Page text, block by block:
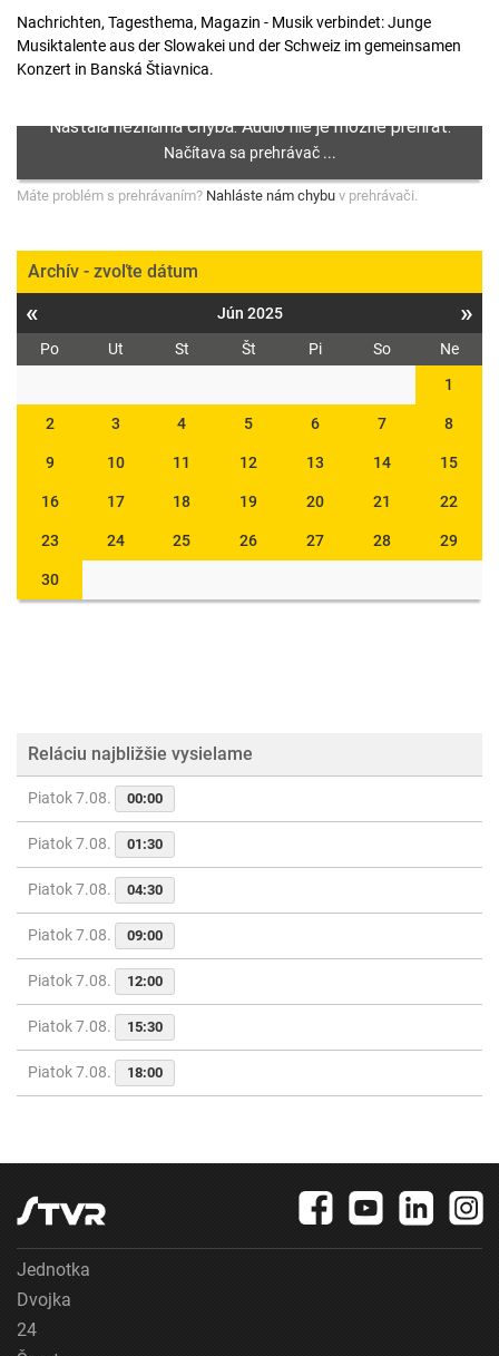
Nachrichten, Tagesthema, Magazin - Musik verbindet: Junge
Musiktalente aus der Slowakei und der Schweiz im gemeinsamen
Konzert in Banská Štiavnica.
Máte problém s prehrávaním? Nahláste nám chybu v prehrávači.
Archív - zvoľte dátum
« Jún 2025 »
Po Ut St Št Pi So
Ne
1
2 3 4 5 6 7 8
9 10 11 12 13 14 15
16 17 18 19 20 21 22
23 24 25 26 27 28 29
30
Reláciu najbližšie vysielame
Piatok 7.08. 00:00
Piatok 7.08. 01:30
Piatok 7.08. 04:30
Piatok 7.08. 09:00
Piatok 7.08. 12:00
Piatok 7.08. 15:30
Piatok 7.08. 18:00
Jednotka
Dvojka
24